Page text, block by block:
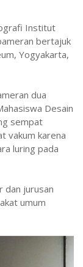
Institut
bertajuk
Yogyakarta,
dua
Desain
sempat
vakum karena
luring pada
dan jurusan
umum